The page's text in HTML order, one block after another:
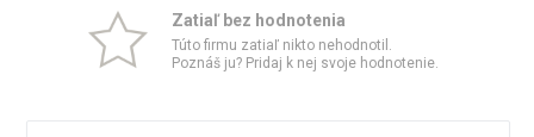
Zatiaľ bez hodnotenia
Túto firmu zatiaľ nikto nehodnotil.
Poznáš ju? Pridaj k nej svoje hodnotenie.